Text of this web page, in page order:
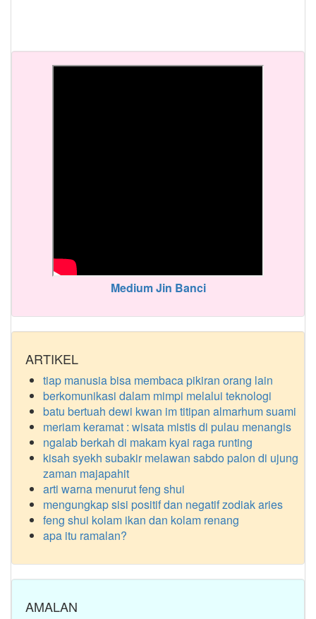
Medium Jin Banci
ARTIKEL
tiap manusia bisa membaca pikiran orang lain
berkomunikasi dalam mimpi melalui teknologi
batu bertuah dewi kwan im titipan almarhum suami
meriam keramat : wisata mistis di pulau menangis
ngalab berkah di makam kyai raga runting
kisah syekh subakir melawan sabdo palon di ujung
zaman majapahit
arti warna menurut feng shui
mengungkap sisi positif dan negatif zodiak aries
feng shui kolam ikan dan kolam renang
apa itu ramalan?
AMALAN